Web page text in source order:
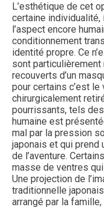
L’esthétique de cet
certaine
l’aspect encore
conditionnement
identité propre. Ce
sont particulièrement
recouverts d’un
pour certains c’est
chirurgicalement
pourrissants, tels
humaine est
mal par la pression
japonais et qui prend
de l’aventure.
masse de ventres
Une projection de
traditionnelle
arrangé par la